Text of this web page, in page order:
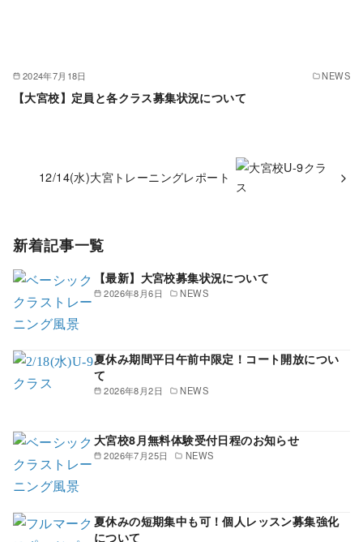
2024年7月18日 NEWS
【大宮校】定員と各クラス募集状況について
12/14(水)大宮トレーニングレポート
新着記事一覧
2026年8月6日 NEWS
【最新】大宮校募集状況について
2026年8月2日 NEWS
夏休み期間平日午前中限定！コート開放につい
て
2026年7月25日 NEWS
大宮校8月無料体験受付日程のお知らせ
夏休みの短期集中も可！個人レッスン募集強化
について